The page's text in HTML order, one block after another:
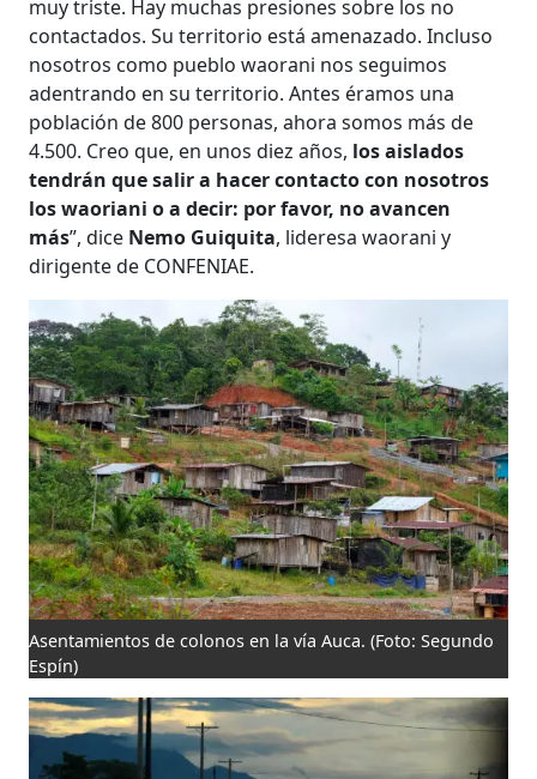
muy triste. Hay muchas presiones sobre los no
contactados. Su territorio está amenazado. Incluso
nosotros como pueblo waorani nos seguimos
adentrando en su territorio. Antes éramos una
población de 800 personas, ahora somos más de
4.500. Creo que, en unos diez años, los aislados
tendrán que salir a hacer contacto con nosotros
los waoriani o a decir: por favor, no avancen
más”, dice Nemo Guiquita, lideresa waorani y
dirigente de CONFENIAE.
Asentamientos de colonos en la vía Auca. (Foto: Segundo
Espín)